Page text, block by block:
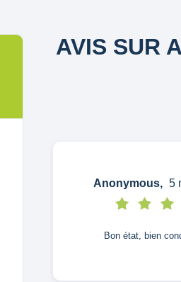
AVIS SUR
Anonymous, 5
Bon état, bien